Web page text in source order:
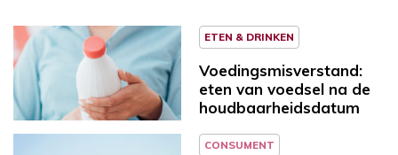
ETEN & DRINKEN
Voedingsmisverstand:
eten van voedsel na de
houdbaarheidsdatum
CONSUMENT